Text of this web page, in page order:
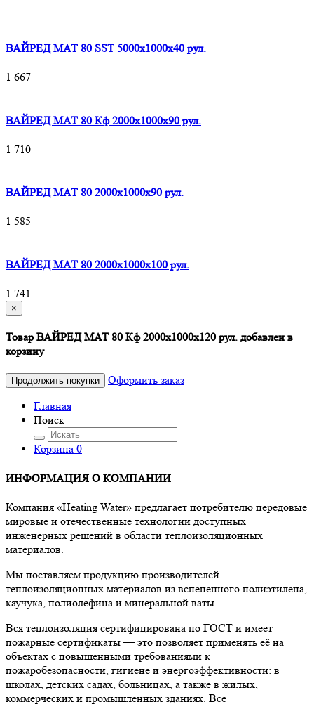
ВАЙРЕД МАТ 80 SST 5000x1000x40 рул.
1 667
ВАЙРЕД МАТ 80 Кф 2000x1000x90 рул.
1 710
ВАЙРЕД МАТ 80 2000x1000x90 рул.
1 585
ВАЙРЕД МАТ 80 2000x1000x100 рул.
1 741
×
Товар ВАЙРЕД МАТ 80 Кф 2000x1000x120 рул. добавлен в
корзину
Продолжить покупки
Оформить заказ
Главная
Поиск
Корзина 0
ИНФОРМАЦИЯ О КОМПАНИИ
Компания «Heating Water» предлагает потребителю передовые
мировые и отечественные технологии доступных
инженерных решений в области теплоизоляционных
материалов.
Мы поставляем продукцию производителей
теплоизоляционных материалов из вспененного полиэтилена,
каучука, полиолефина и минеральной ваты.
Вся теплоизоляция сертифицирована по ГОСТ и имеет
пожарные сертификаты — это позволяет применять её на
объектах с повышенными требованиями к
пожаробезопасности, гигиене и энергоэффективности: в
школах, детских садах, больницах, а также в жилых,
коммерческих и промышленных зданиях. Все